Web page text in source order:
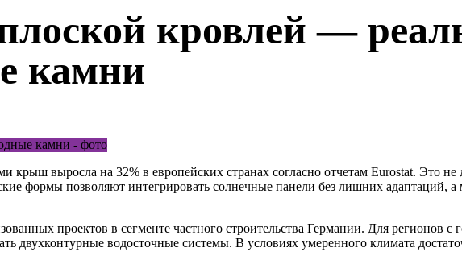
кровлей —
камни
крыш выросла на 32% в европейских странах согласно отчетам Eurostat. Это не
формы позволяют интегрировать солнечные панели без лишних адаптаций,
проектов в сегменте частного строительства Германии. Для регионов
двухконтурные водосточные системы. В условиях умеренного климата